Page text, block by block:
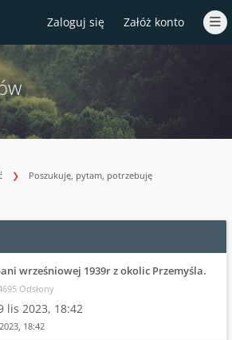
Zaloguj się Załóż konto
Poszukuję, pytam, potrzebuję
wrześniowej 1939r z okolic Przemyśla.
Odsłony
lis 2023, 18:42
18:42